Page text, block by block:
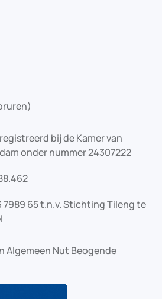
bij de Kamer van
onder nummer 24307222
7989 65 t.n.v. Stichting Tileng te
Algemeen Nut Beogende